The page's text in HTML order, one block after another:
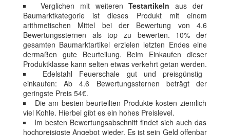
Verglichen mit weiterenTestartikeln aus der
Baumarktkategorie ist dieses Produkt mit einem
arithmetischen Mittel bei der Bewertung von 4.6
Bewertungssternen als top zu bewerten. 10% der
gesamten Baumarktartikel erzielen letzten Endes eine
dermaßen gute Beurteilung. Beim Einkaufen dieser
Produktklasse kann selten etwas verkehrt getan werden.
Edelstahl Feuerschale gut und preisgünstig
einkaufen: Ab 4.6 Bewertungssternen beträgt der
geringste Preis 54€.
Die am besten beurteilten Produkte kosten ziemlich
viel Kohle. Hierbei gibt es ein hohes Preislevel.
Im besten Bewertungsabschnitt findet sich auch das
hochpreisigste Angebot wieder. Es ist sein Geld offenbar